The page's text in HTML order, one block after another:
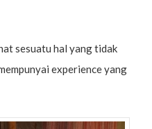
sesuatu hal yang tidak
experience yang